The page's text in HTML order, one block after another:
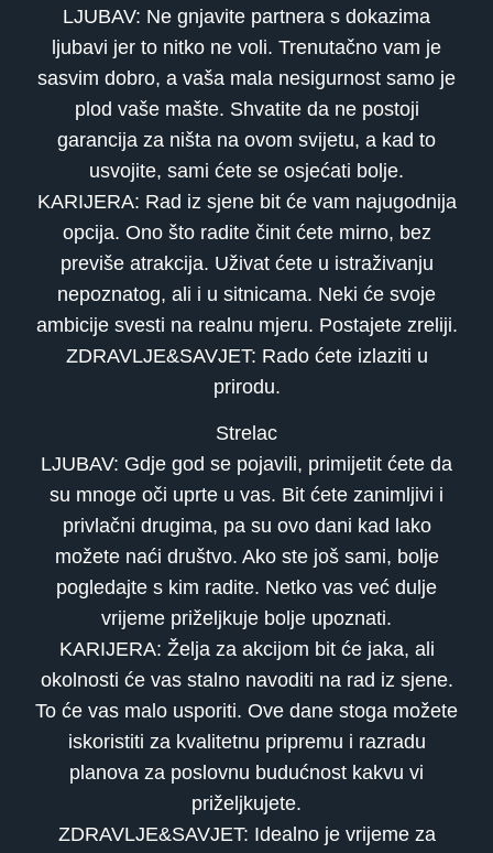
LJUBAV: Ne gnjavite partnera s dokazima
ljubavi jer to nitko ne voli. Trenutačno vam je
sasvim dobro, a vaša mala nesigurnost samo je
plod vaše mašte. Shvatite da ne postoji
garancija za ništa na ovom svijetu, a kad to
usvojite, sami ćete se osjećati bolje.
KARIJERA: Rad iz sjene bit će vam najugodnija
opcija. Ono što radite činit ćete mirno, bez
previše atrakcija. Uživat ćete u istraživanju
nepoznatog, ali i u sitnicama. Neki će svoje
ambicije svesti na realnu mjeru. Postajete zreliji.
ZDRAVLJE&SAVJET: Rado ćete izlaziti u
prirodu.
Strelac
LJUBAV: Gdje god se pojavili, primijetit ćete da
su mnoge oči uprte u vas. Bit ćete zanimljivi i
privlačni drugima, pa su ovo dani kad lako
možete naći društvo. Ako ste još sami, bolje
pogledajte s kim radite. Netko vas već dulje
vrijeme priželjkuje bolje upoznati.
KARIJERA: Želja za akcijom bit će jaka, ali
okolnosti će vas stalno navoditi na rad iz sjene.
To će vas malo usporiti. Ove dane stoga možete
iskoristiti za kvalitetnu pripremu i razradu
planova za poslovnu budućnost kakvu vi
priželjkujete.
ZDRAVLJE&SAVJET: Idealno je vrijeme za